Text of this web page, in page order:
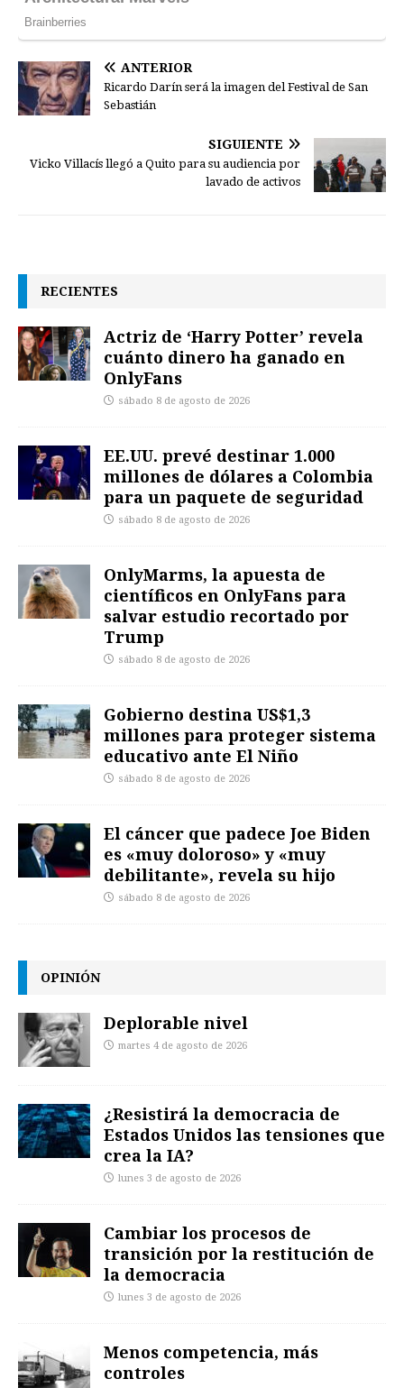
ANTERIOR
Ricardo Darín será la imagen del Festival de San
Sebastián
SIGUIENTE
Vicko Villacís llegó a Quito para su audiencia por
lavado de activos
RECIENTES
Actriz de ‘Harry Potter’ revela
cuánto dinero ha ganado en
OnlyFans
sábado 8 de agosto de 2026
EE.UU. prevé destinar 1.000
millones de dólares a Colombia
para un paquete de seguridad
sábado 8 de agosto de 2026
OnlyMarms, la apuesta de
científicos en OnlyFans para
salvar estudio recortado por
Trump
sábado 8 de agosto de 2026
Gobierno destina US$1,3
millones para proteger sistema
educativo ante El Niño
sábado 8 de agosto de 2026
El cáncer que padece Joe Biden
es «muy doloroso» y «muy
debilitante», revela su hijo
sábado 8 de agosto de 2026
OPINIÓN
Deplorable nivel
martes 4 de agosto de 2026
¿Resistirá la democracia de
Estados Unidos las tensiones que
crea la IA?
lunes 3 de agosto de 2026
Cambiar los procesos de
transición por la restitución de
la democracia
lunes 3 de agosto de 2026
Menos competencia, más
controles